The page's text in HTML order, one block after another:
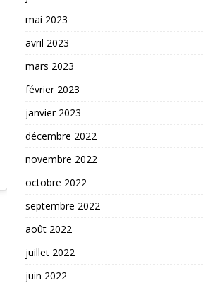
mai 2023
avril 2023
mars 2023
février 2023
janvier 2023
décembre 2022
novembre 2022
octobre 2022
septembre 2022
août 2022
juillet 2022
juin 2022